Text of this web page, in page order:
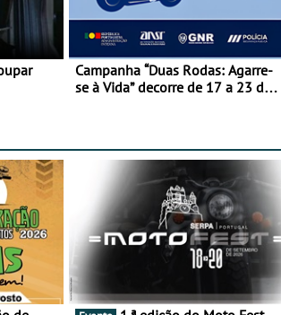
Campanha “Duas Rodas: Agarre-
se à Vida” decorre de 17 a 23 de